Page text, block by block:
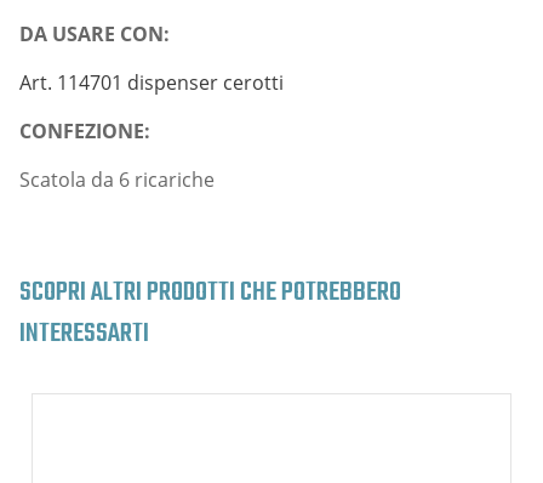
DA USARE CON:
Art. 114701 dispenser cerotti
CONFEZIONE:
Scatola da 6 ricariche
SCOPRI ALTRI PRODOTTI CHE POTREBBERO
INTERESSARTI